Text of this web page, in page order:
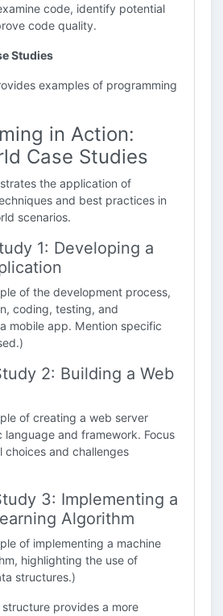
code, identify potential
code quality.
Studies
examples of programming
in Action:
Case Studies
the application of
and best practices in
scenarios.
1: Developing a
of the development process,
coding, testing, and
mobile app. Mention specific
2: Building a Web
of creating a web server
language and framework. Focus
choices and challenges
3: Implementing a
Algorithm
of implementing a machine
highlighting the use of
structures.)
provides a more